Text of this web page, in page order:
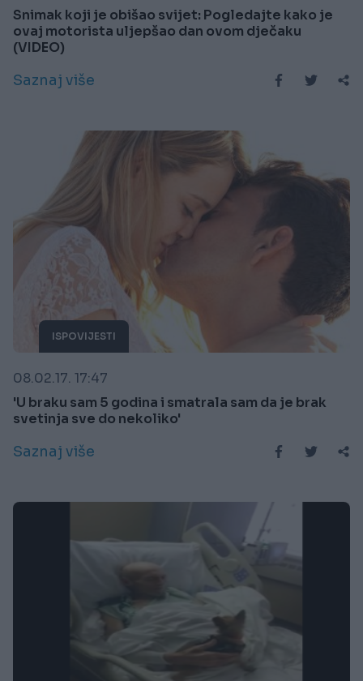
Snimak koji je obišao svijet: Pogledajte kako je
ovaj motorista uljepšao dan ovom dječaku
(VIDEO)
Saznaj više
ISPOVIJESTI
08.02.17. 17:47
'U braku sam 5 godina i smatrala sam da je brak
svetinja sve do nekoliko'
Saznaj više